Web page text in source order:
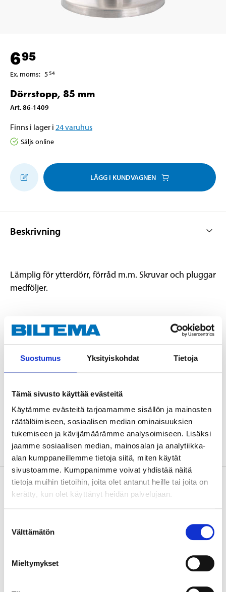
Suostumus Yksityiskohdat Tietoja
Tämä sivusto käyttää evästeitä
Käytämme evästeitä tarjoamamme sisällön ja mainosten
räätälöimiseen, sosiaalisen median ominaisuuksien
tukemiseen ja kävijämäärämme analysoimiseen. Lisäksi
jaamme sosiaalisen median, mainosalan ja analytiikka-
alan kumppaneillemme tietoja siitä, miten käytät
sivustoamme. Kumppanimme voivat yhdistää näitä
tietoja muihin tietoihin, joita olet antanut heille tai joita on
kerätty, kun olet käyttänyt heidän palvelujaan.
valinta
Välttämätön
Mieltymykset
695
Ex. moms: 554
Dörrstopp, 85 mm
Art.86-1409
Finns i lager i 24varuhus
Säljs online
LÄGG I KUNDVAGNEN
Beskrivning
Lämplig för ytterdörr, förråd m.m. Skruvar och pluggar
medföljer.
Teknisk specifikation
Diameter
19 mm
Höjd
85 mm
Material
Om tillverkaren